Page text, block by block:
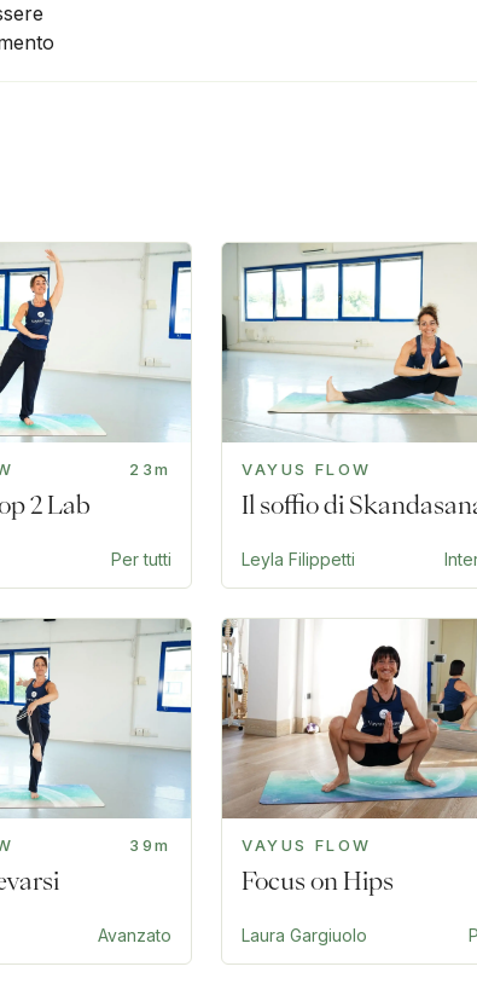
23m
2 Lab
Per tutti
VAYUS FLOW
Il soffio di
Leyla Filippetti
39m
Avanzato
VAYUS FLOW
Focus on Hips
Laura Gargiuolo